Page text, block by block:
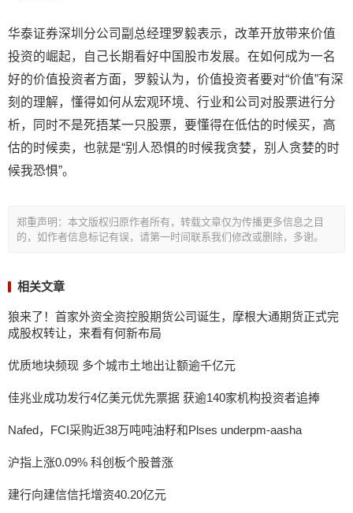
华泰证券深圳分公司副总经理罗毅表示，改革开放带来价值
投资的崛起，自己长期看好中国股市发展。在如何成为一名
好的价值投资者方面，罗毅认为，价值投资者要对“价值”有深
刻的理解，懂得如何从宏观环境、行业和公司对股票进行分
析，同时不是死捂某一只股票，要懂得在低估的时候买，高
估的时候卖，也就是“别人恐惧的时候我贪婪，别人贪婪的时
候我恐惧”。
郑重声明：本文版权归原作者所有，转载文章仅为传播更多信息之目
的，如作者信息标记有误，请第一时间联系我们修改或删除，多谢。
相关文章
狼来了！首家外资全资控股期货公司诞生，摩根大通期货正式完
成股权转让，来看有何新布局
优质地块频现 多个城市土地出让额逾千亿元
佳兆业成功发行4亿美元优先票据 获逾140家机构投资者追捧
Nafed，FCI采购近38万吨吨油籽和Plses underpm-aasha
沪指上涨0.09% 科创板个股普涨
建行向建信信托增资40.20亿元